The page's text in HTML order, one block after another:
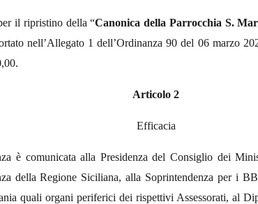
il ripristino della “Canonica della Parrocchia S.
nell’Allegato 1 dell’Ordinanza 90del 06 marzo
Articolo 2
Efficacia
è comunicata alla Presidenza del Consiglio dei
della Regione Siciliana, alla Soprintendenza per i
quali organi periferici dei rispettivi Assessorati, al